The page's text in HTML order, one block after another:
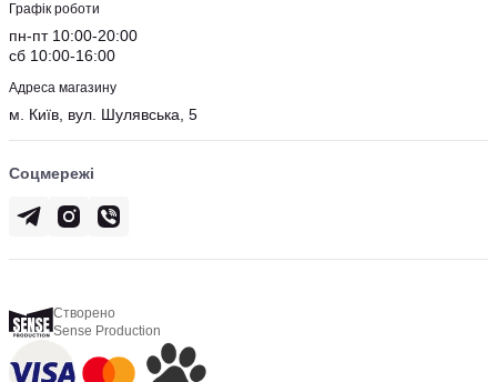
Графік роботи
пн-пт 10:00-20:00
сб 10:00-16:00
Адреса магазину
м. Київ, вул. Шулявська, 5
Соцмережі
Створено
Sense Production